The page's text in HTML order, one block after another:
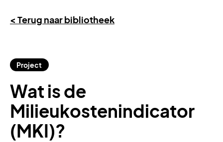
< Terug naar bibliotheek
Project
Wat is de
Milieukostenindicator
(MKI)?